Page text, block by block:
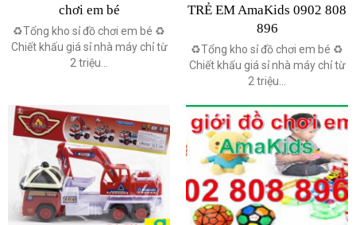
chơi em bé
♻️Tổng kho sỉ đồ chơi em bé ♻️
Chiết khấu giá sỉ nhà máy chỉ từ
2 triệu...
TRẺ EM AmaKids 0902 808
896
♻️Tổng kho sỉ đồ chơi em bé ♻️
Chiết khấu giá sỉ nhà máy chỉ từ
2 triệu...